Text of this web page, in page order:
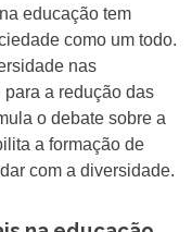
educação tem
como um todo.
nas
a redução das
o debate sobre a
a formação de
com a diversidade.